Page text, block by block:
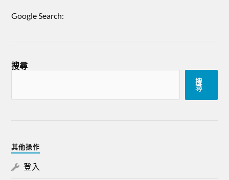
Google Search:
搜尋
搜
尋
其他操作
登入